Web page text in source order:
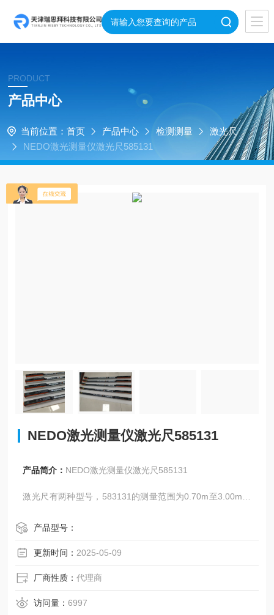
PRODUCT
产品中心
当前位置： 首页 产品中心 检测测量
激光尺
NEDO激光测量仪激光尺585131
NEDO激光测量仪激光尺585131
产品简介： NEDO激光测量仪激光尺585131
激光尺有两种型号，583131的测量范围为0.70m至3.00m，
m。
其他参数：583131收缩长度为0.70m，重量1.4kg；585131
收缩长度为1.05m，重量2.1kg，两者刻度均为mm/inch，分
辨率1mm，均配备保护套和气泡水平仪。
产品型号：
更新时间： 2025-05-09
厂商性质：代理商
访问量：6997